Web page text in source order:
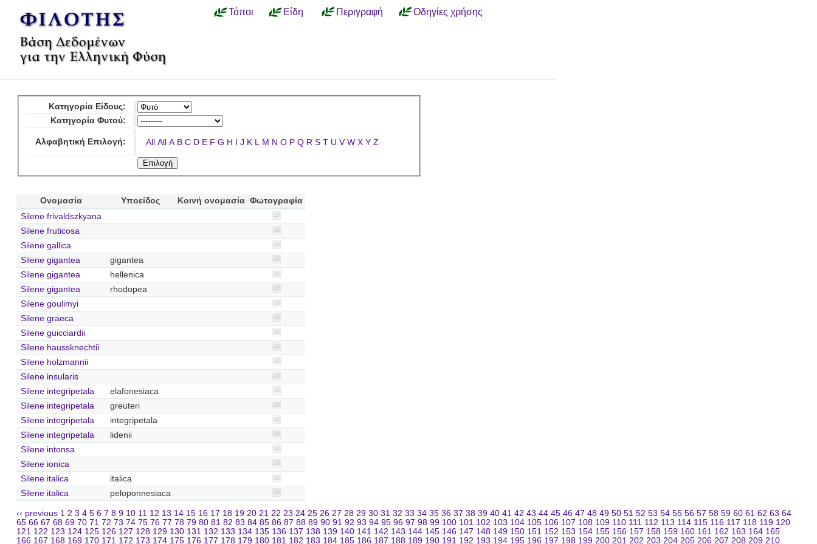
Τόποι Είδη Περιγραφή Οδηγίες χρήσης
Κατηγορία Είδους:
Κατηγορία Φυτού:
Αλφαβητική Επιλογή: All All A B C D E F G H I J K L M N O P Q R S T U V W X Y Z
Ονομασία Υποείδος Κοινή ονομασία Φωτογραφία
Silene frivaldszkyana
Silene fruticosa
Silene gallica
Silene gigantea
gigantea
Silene gigantea
hellenica
Silene gigantea
rhodopea
Silene goulimyi
Silene graeca
Silene guicciardii
Silene haussknechtii
Silene holzmannii
Silene insularis
Silene integripetala
elafonesiaca
Silene integripetala
greuteri
Silene integripetala
integripetala
Silene integripetala
lidenii
Silene intonsa
Silene ionica
Silene italica
italica
Silene italica
peloponnesiaca
‹‹ previous 1 2 3 4 5 6 7 8 9 10 11 12 13 14 15 16 17 18 19 20 21 22 23 24 25 26 27 28 29 30 31 32 33 34 35 36 37 38 39 40 41 42 43 44 45 46 47 48 49 50 51 52 53 54 55 56 57 58 59 60 61 62 63 64
65 66 67 68 69 70 71 72 73 74 75 76 77 78 79 80 81 82 83 84 85 86 87 88 89 90 91 92 93 94 95 96 97 98 99 100 101 102 103 104 105 106 107 108 109 110 111 112 113 114 115 116 117 118 119 120
121 122 123 124 125 126 127 128 129 130 131 132 133 134 135 136 137 138 139 140 141 142 143 144 145 146 147 148 149 150 151 152 153 154 155 156 157 158 159 160 161 162 163 164 165
166 167 168 169 170 171 172 173 174 175 176 177 178 179 180 181 182 183 184 185 186 187 188 189 190 191 192 193 194 195 196 197 198 199 200 201 202 203 204 205 206 207 208 209 210